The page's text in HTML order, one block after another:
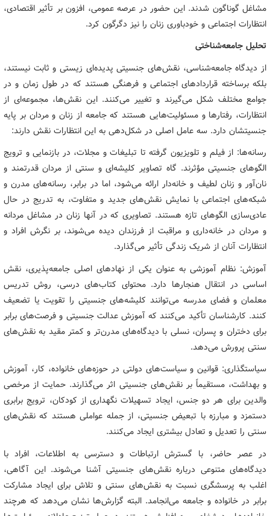
مشاغل گوناگون شدند. این حضور در عرصه عمومی، افزون بر تأثیر اقتصادی،
انتظارات اجتماعی و خودباوری زنان را نیز دگرگون کرد.
تحلیل جامعه‌شناختی
از دیدگاه جامعه‌شناسی، نقش‌های جنسیتی پدیده‌ای زیستی و ثابت نیستند،
بلکه برساخته قراردادهای اجتماعی و فرهنگی هستند که در طول زمان و در
جوامع مختلف شکل می‌گیرند و تغییر می‌کنند. این نقش‌ها، مجموعه‌ای از
انتظارات، رفتارها و مسئولیت‌هایی هستند که جامعه از زنان و مردان بر پایه
جنسیتشان دارد. سه عامل اصلی در شکل‌دهی به این انتظارات نقش دارند:
رسانه‌ها: از فیلم و تلویزیون گرفته تا تبلیغات و مجلات، در بازنمایی و ترویج
الگوهای جنسیتی مؤثرند. گاه تصاویر کلیشه‌ای و سنتی از مردان قدرتمند و
نان‌آور و زنان لطیف و خانه‌دار ارائه می‌شود، اما در برابر، رسانه‌های مدرن و
شبکه‌های اجتماعی با نمایش نقش‌های جدید و متفاوت، به تدریج در حال
عادی‌سازی الگوهای تازه هستند. تصاویری که در آنها زنان در مشاغل مردانه
و مردان در خانه‌داری و مراقبت از فرزندان دیده می‌شوند، بر نگرش افراد و
انتظارات آنان از شریک زندگی تأثیر می‌گذارد.
آموزش: نظام آموزشی به عنوان یکی از نهادهای اصلی جامعه‌پذیری، نقش
اساسی در انتقال هنجارها دارد. محتوای کتاب‌های درسی، روش تدریس
معلمان و فضای مدرسه می‌توانند کلیشه‌های جنسیتی را تقویت یا تضعیف
کنند. کارشناسان تأکید می‌کنند که آموزش عدالت جنسیتی و فرصت‌های برابر
برای دختران و پسران، نسلی با دیدگاه‌های مدرن‌تر و کمتر مقید به نقش‌های
سنتی پرورش می‌دهد.
سیاستگذاری: قوانین و سیاست‌های دولتی در حوزه‌های خانواده، کار، آموزش
و بهداشت، مستقیماً بر نقش‌های جنسیتی اثر می‌گذارند. حمایت از مرخصی
والدین برای هر دو جنس، ایجاد تسهیلات نگهداری از کودکان، ترویج برابری
دستمزد و مبارزه با تبعیض جنسیتی، از جمله عواملی هستند که نقش‌های
سنتی را تعدیل و تعادل بیشتری ایجاد می‌کنند.
در عصر حاضر، با گسترش ارتباطات و دسترسی به اطلاعات، افراد با
دیدگاه‌های متنوعی درباره نقش‌های جنسیتی آشنا می‌شوند. این آگاهی،
اغلب به پرسشگری نسبت به نقش‌های سنتی و تلاش برای ایجاد مشارکت
برابر در خانواده و جامعه می‌انجامد. البته گزارش‌ها نشان می‌دهد که هرچند